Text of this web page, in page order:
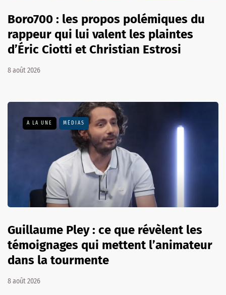
Boro700 : les propos polémiques du
rappeur qui lui valent les plaintes
d’Éric Ciotti et Christian Estrosi
8 août 2026
A LA UNE MÉDIAS
Guillaume Pley : ce que révèlent les
témoignages qui mettent l’animateur
dans la tourmente
8 août 2026